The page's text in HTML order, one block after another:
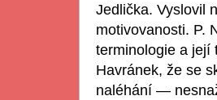
Jedlička. Vyslovil
motivovanosti. P.
terminologie a její
Havránek, že se
naléhání —